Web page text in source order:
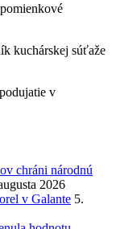
kuchárskej súťaže
v
chráni národnú
2026
v Galante 5.